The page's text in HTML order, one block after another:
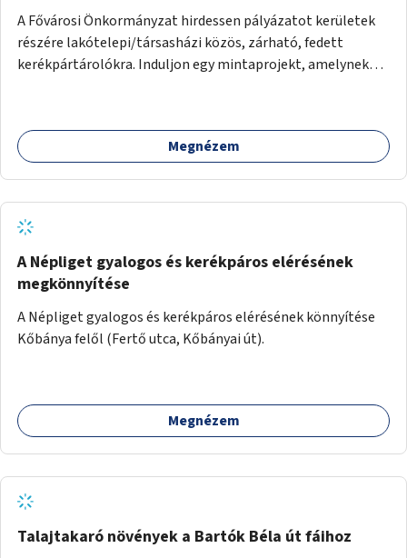
A Fővárosi Önkormányzat hirdessen pályázatot kerületek
részére lakótelepi/társasházi közös, zárható, fedett
kerékpártárolókra. Induljon egy mintaprojekt, amelynek
Megnézem
A Népliget gyalogos és kerékpáros elérésének
megkönnyítése
A Népliget gyalogos és kerékpáros elérésének könnyítése
Kőbánya felől (Fertő utca, Kőbányai út).
Megnézem
Talajtakaró növények a Bartók Béla út fáihoz